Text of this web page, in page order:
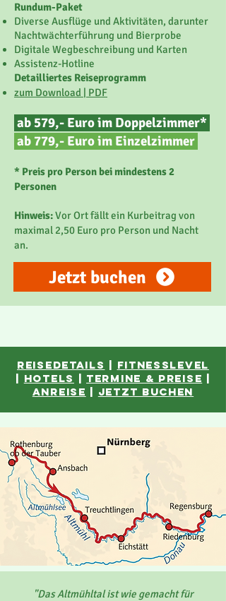
Rundum-Paket
Diverse Ausflüge und Aktivitäten, darunter
Nachtwächterführung und Bierprobe
Digitale Wegbeschreibung und Karten
Assistenz-Hotline
Detailliertes Reiseprogramm
zum Download | PDF
ab 579,- Euro im Doppelzimmer*
ab 779,- Euro im Einzelzimmer
* Preis pro Person bei mindestens 2
Personen
Hinweis:Vor Ort fällt ein Kurbeitrag von
maximal 2,50 Euro pro Person und Nacht
an.
Jetzt buchen
reisedetails | fitnesslevel
| hotelS | Termine & Preise |
anreise | JETZT BUCHEN
"Das Altmühltal ist wie gemacht für